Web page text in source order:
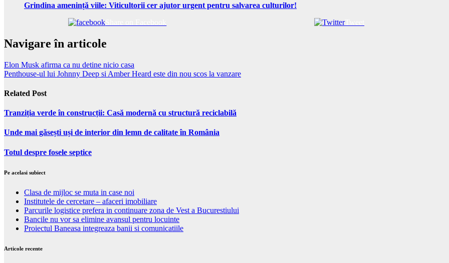
Grindina amenință viile: Viticultorii cer ajutor urgent pentru salvarea culturilor!
Tweet
Navigare în articole
Elon Musk afirma ca nu detine nicio casa
Penthouse-ul lui Johnny Deep si Amber Heard este din nou scos la vanzare
Related Post
Tranziția verde în construcții: Casă modernă cu structură reciclabilă
Unde mai găsești uși de interior din lemn de calitate în România
Totul despre fosele septice
Pe acelasi subiect
Clasa de mijloc se muta in case noi
Institutele de cercetare – afaceri imobiliare
Parcurile logistice prefera in continuare zona de Vest a Bucurestiului
Bancile nu vor sa elimine avansul pentru locuinte
Proiectul Baneasa integreaza banii si comunicatiile
Articole recente